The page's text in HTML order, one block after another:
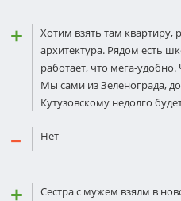
Хотим взять там квартиру,
архитектура. Рядом есть
работает, что мега-
Мы сами из Зеленограда,
Кутузовскому недолго
Нет
Сестра с мужем взялм в